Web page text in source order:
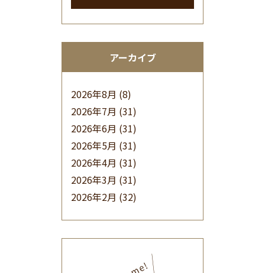
アーカイブ
2026年8月 (8)
2026年7月 (31)
2026年6月 (31)
2026年5月 (31)
2026年4月 (31)
2026年3月 (31)
2026年2月 (32)
(32)